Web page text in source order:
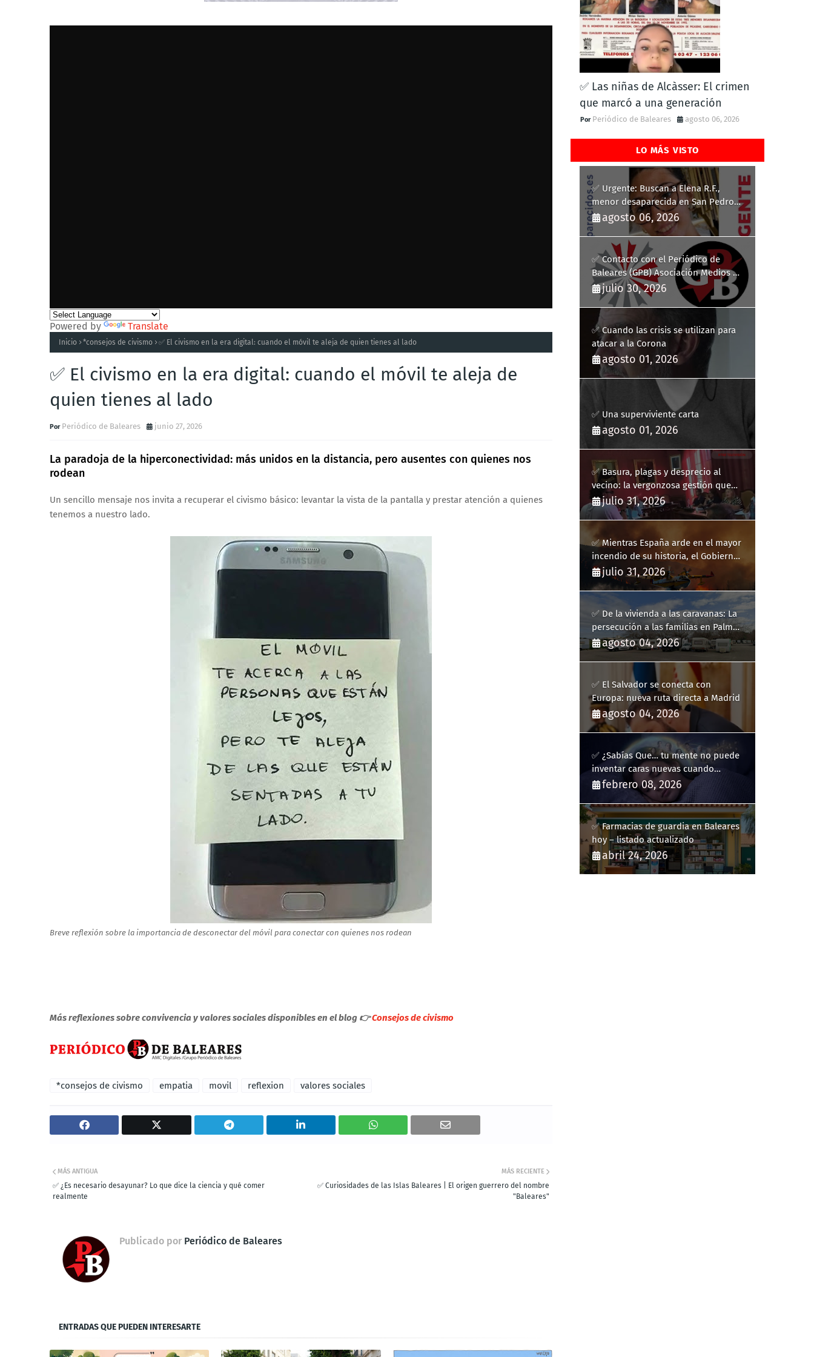
Powered by Translate
Inicio *consejos de civismo ✅ El civismo en la era digital: cuando el móvil te aleja de quien tienes al lado
✅ El civismo en la era digital: cuando el móvil te aleja de
quien tienes al lado
Periódico de Baleares junio 27, 2026
La paradoja de la hiperconectividad: más unidos en la distancia, pero ausentes con quienes nos
rodean
Un sencillo mensaje nos invita a recuperar el civismo básico: levantar la vista de la pantalla y prestar atención a quienes
tenemos a nuestro lado.
Breve reflexión sobre la importancia de desconectar del móvil para conectar con quienes nos rodean
Más reflexiones sobre convivencia y valores sociales disponibles en el blog 👉Consejos de civismo
*consejos de civismo empatia movil reflexion valores sociales
MÁS RECIENTE
✅ Curiosidades de las Islas Baleares | El origen guerrero del nombre
"Baleares"
MÁS ANTIGUA
✅ ¿Es necesario desayunar? Lo que dice la ciencia y qué comer
realmente
Publicado por Periódico de Baleares
ENTRADAS QUE PUEDEN INTERESARTE
✅ Las niñas de Alcàsser: El crimen
que marcó a una generación
Periódico de Baleares agosto 06, 2026
LO MÁS VISTO
✅ Urgente: Buscan a Elena R.F.,
menor desaparecida en San Pedro
del Pinatar
agosto 06, 2026
✅ Contacto con el Periódico de
Baleares (GPB) Asociación Medios de
Comunicación Digitales
julio 30, 2026
✅ Cuando las crisis se utilizan para
atacar a la Corona
agosto 01, 2026
✅ Una superviviente carta
agosto 01, 2026
✅ Basura, plagas y desprecio al
vecino: la vergonzosa gestión que
ha hecho estallar a Llucmajor
julio 31, 2026
✅ Mientras España arde en el mayor
incendio de su historia, el Gobierno
bloquea siete hidroaviones por
"ahorrarse" dinero
julio 31, 2026
✅ De la vivienda a las caravanas: La
persecución a las familias en Palma
y la complicidad de un fracaso
heredado
agosto 04, 2026
✅ El Salvador se conecta con
Europa: nueva ruta directa a Madrid
agosto 04, 2026
✅ ¿Sabías Que… tu mente no puede
inventar caras nuevas cuando
sueñas?
febrero 08, 2026
✅ Farmacias de guardia en Baleares
hoy – listado actualizado
abril 24, 2026